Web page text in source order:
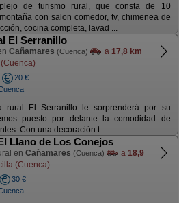
de turismo rural, que consta de 10
con salon comedor, tv, chimenea de
cocina completa, lavad ...
El Serranillo
Cañamares (Cuenca) a 17,8 km
20 €
rural El Serranillo le sorprenderá por su
puesto por delante la comodidad de
Con una decoración t ...
Llano de Los Conejos
en Cañamares (Cuenca) a 18,9
(Cuenca)
30 €